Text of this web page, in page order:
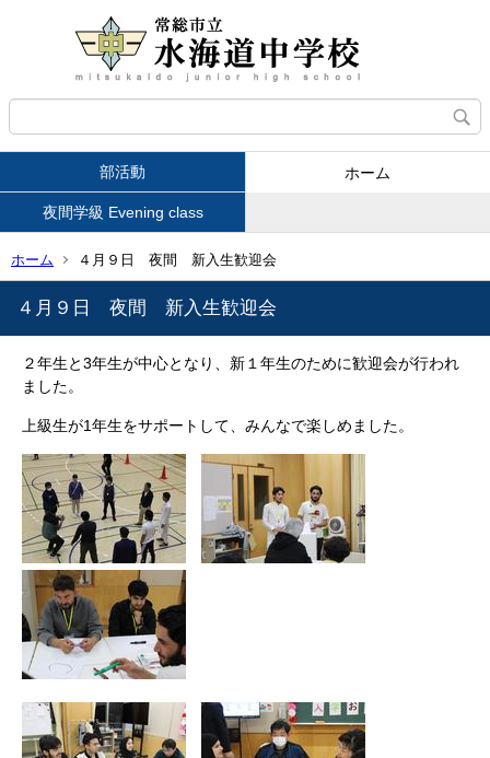
部活動 ホーム
夜間学級 Evening class
ホーム ４月９日 夜間 新入生歓迎会
４月９日 夜間 新入生歓迎会
２年生と3年生が中心となり、新１年生のために歓迎会が行われ
ました。
上級生が1年生をサポートして、みんなで楽しめました。